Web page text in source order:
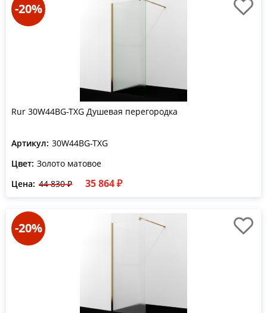
-20%
Rur 30W44BG-TXG Душевая перегородка
Артикул: 30W44BG-TXG
Цвет: Золото матовое
Цена: 44 830 ₽ 35 864 ₽
-20%